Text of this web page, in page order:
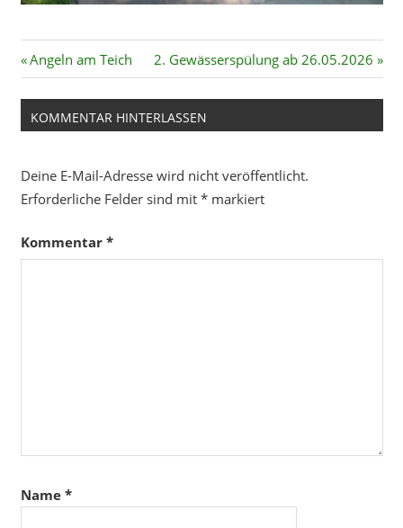
Beitragsnavigation
Vorheriger
Beitrag:
Angeln am Teich
Nächster
Beitrag:
2. Gewässerspülung ab 26.05.2026
KOMMENTAR HINTERLASSEN
Deine E-Mail-Adresse wird nicht veröffentlicht.
Erforderliche Felder sind mit *markiert
Kommentar *
Name *